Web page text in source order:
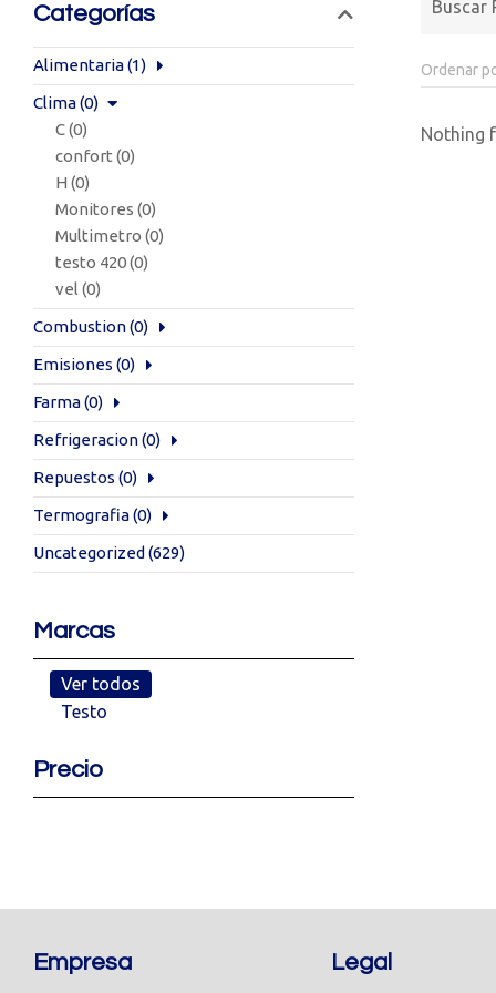
Categorías
Alimentaria(1)
Clima(0)
C(0)
confort (0)
H (0)
Monitores (0)
Multimetro (0)
testo 420(0)
vel (0)
Combustion(0)
Emisiones (0)
Farma(0)
Refrigeracion(0)
Repuestos (0)
Termografia(0)
Uncategorized (629)
Marcas
Ver todos
Testo
Precio
Nothing
Empresa Legal